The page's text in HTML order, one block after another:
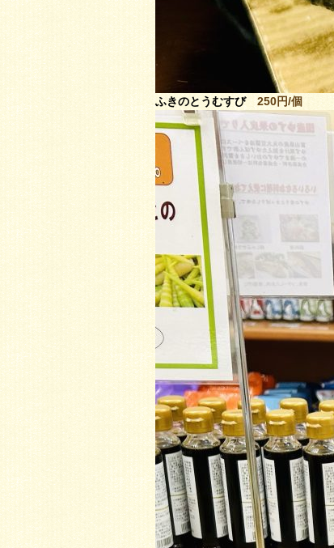
ふきのとうむすび250円/個